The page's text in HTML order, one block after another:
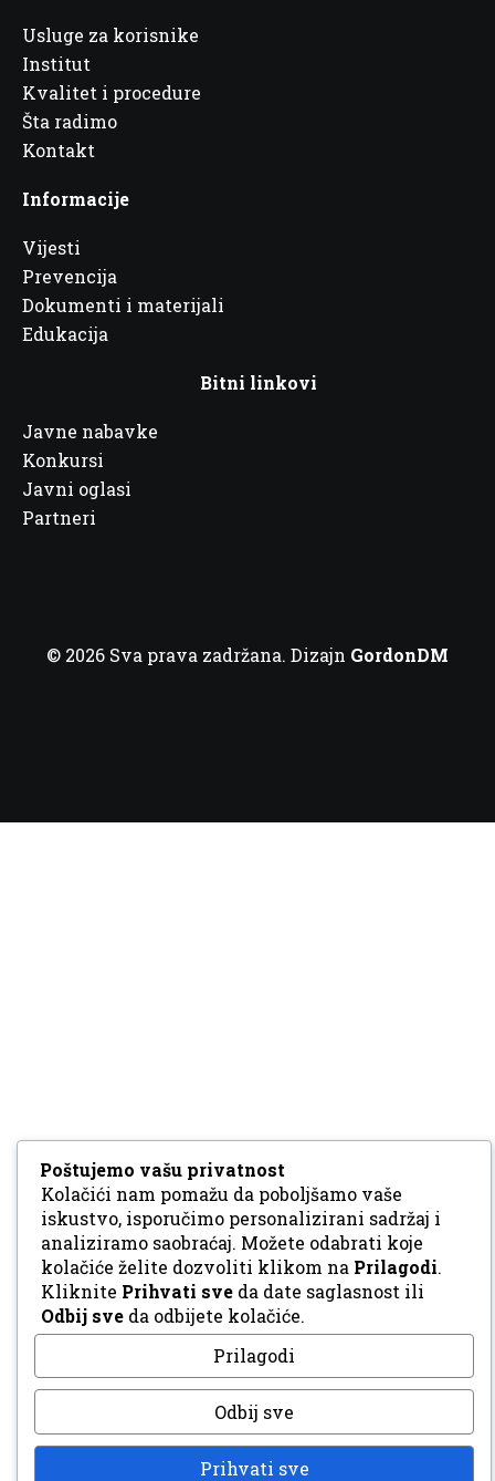
Usluge za korisnike
Institut
Kvalitet i procedure
Šta radimo
Kontakt
Informacije
Vijesti
Prevencija
Dokumenti i materijali
Edukacija
Bitni linkovi
Javne nabavke
Konkursi
Javni oglasi
Partneri
© 2026 Sva prava zadržana. Dizajn GordonDM
Poštujemo vašu privatnost
Kolačići nam pomažu da poboljšamo vaše
iskustvo, isporučimo personalizirani sadržaj i
analiziramo saobraćaj. Možete odabrati koje
kolačiće želite dozvoliti klikom na Prilagodi.
Kliknite Prihvati sve da date saglasnost ili
Odbij sve da odbijete kolačiće.
Prilagodi
Odbij sve
Prihvati sve